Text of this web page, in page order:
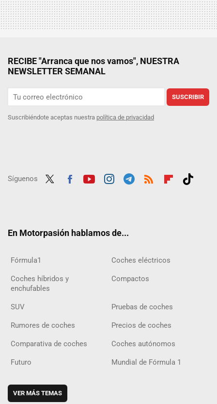
RECIBE "Arranca que nos vamos", NUESTRA
NEWSLETTER SEMANAL
SUSCRIBIR
Suscribiéndote aceptas nuestra política de privacidad
Síguenos
En Motorpasión hablamos de...
Fórmula1 Coches eléctricos
Coches híbridos y
enchufables
Compactos
SUV Pruebas de coches
Rumores de coches Precios de coches
Comparativa de coches Coches autónomos
Futuro Mundial de Fórmula 1
VER MÁS TEMAS